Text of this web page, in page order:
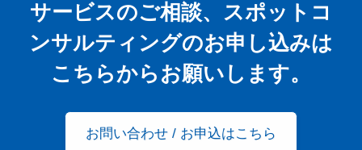
サービスのご相談、スポットコ
ンサルティングのお申し込みは
こちらからお願いします。
お問い合わせ / お申込はこちら